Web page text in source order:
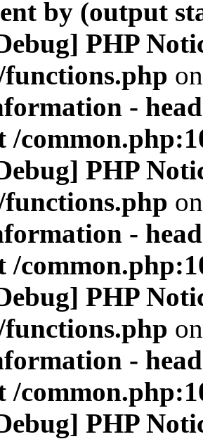
by (output
PHP
-
/
PHP
-
/
PHP
-
/
PHP